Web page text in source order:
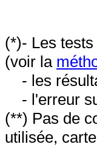
(*)- Les
(voir la
- les
- l'erreur
(**) Pas de
utilisée,